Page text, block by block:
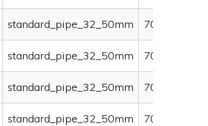
standard_pipe_32_50mm 70000
standard_pipe_32_50mm 70000
standard_pipe_32_50mm 70000
standard_pipe_32_50mm 70000